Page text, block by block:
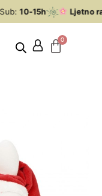
10-15h Ljetno